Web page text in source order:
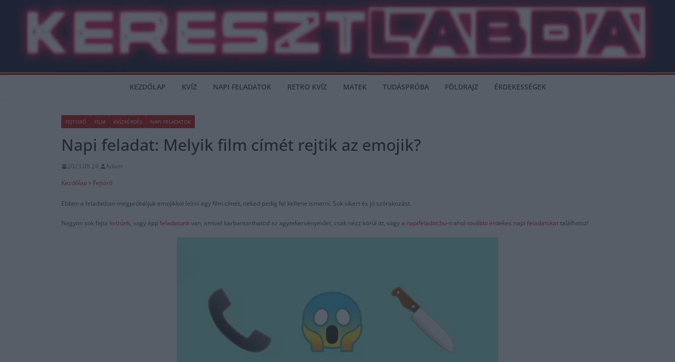
KEZDŐLAP KVÍZ NAPI FELADATOK RETRO KVÍZ MATEK TUDÁSPRÓBA FÖLDRAJZ ÉRDEKESSÉGEK
FEJTÖRŐ FILM KVÍZKÉRDÉS NAPI FELADATOK
Napi feladat: Melyik film címét rejtik az emojik?
2023.08.24.
Adam
Kezdőlap » Fejtörő
Ebben a feladatban megpróbáljuk emojikkal leírni egy film címét, neked pedig fel kellene ismerni. Sok sikert és jó szórakozást.
Nagyon sok fajta kvízünk, vagy éppfeladatunkvan, amivel karbantarthatod az agytekervényeidet, csak nézz körül itt, vagy a napifeladat.hu-n ahol további érdekes napi feladatokattalálhatsz!